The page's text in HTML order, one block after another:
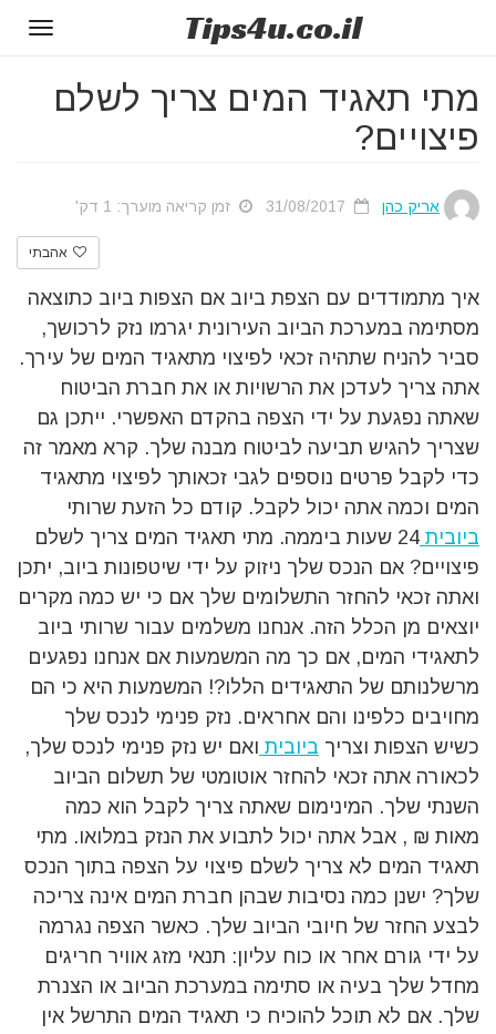
Tips4u.co.il
מתי תאגיד המים צריך לשלם
פיצויים?
אריק כהן זמן קריאה מוערך: 1 דק'
אהבתי
איך מתמודדים עם הצפת ביוב אם הצפות ביוב כתוצאה
מסתימה במערכת הביוב העירונית יגרמו נזק לרכושך,
סביר להניח שתהיה זכאי לפיצוי מתאגיד המים של עירך.
אתה צריך לעדכן את הרשויות או את חברת הביטוח
שאתה נפגעת על ידי הצפה בהקדם האפשרי. ייתכן גם
שצריך להגיש תביעה לביטוח מבנה שלך. קרא מאמר זה
כדי לקבל פרטים נוספים לגבי זכאותך לפיצוי מתאגיד
המים וכמה אתה יכול לקבל. קודם כל הזעת שרותי
ביובית
24 שעות ביממה. מתי תאגיד המים צריך לשלם
פיצויים? אם הנכס שלך ניזוק על ידי שיטפונות ביוב, יתכן
ואתה זכאי להחזר התשלומים שלך אם כי יש כמה מקרים
יוצאים מן הכלל הזה. אנחנו משלמים עבור שרותי ביוב
לתאגידי המים, אם כך מה המשמעות אם אנחנו נפגעים
מרשלנותם של התאגידים הללו?! המשמעות היא כי הם
מחויבים כלפינו והם אחראים. נזק פנימי לנכס שלך
כשיש הצפות וצריך ביובית ואם יש נזק פנימי לנכס שלך,
לכאורה אתה זכאי להחזר אוטומטי של תשלום הביוב
השנתי שלך. המינימום שאתה צריך לקבל הוא כמה
מאות ₪ , אבל אתה יכול לתבוע את הנזק במלואו. מתי
תאגיד המים לא צריך לשלם פיצוי על הצפה בתוך הנכס
שלך? ישנן כמה נסיבות שבהן חברת המים אינה צריכה
לבצע החזר של חיובי הביוב שלך. כאשר הצפה נגרמה
על ידי גורם אחר או כוח עליון: תנאי מזג אוויר חריגים
מחדל שלך בעיה או סתימה במערכת הביוב או הצנרת
שלך. אם לא תוכל להוכיח כי תאגיד המים התרשל אין